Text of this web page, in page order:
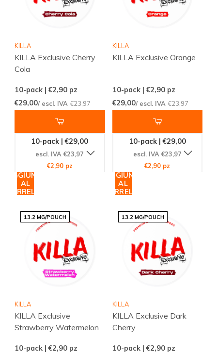
KILLA
KILLA Exclusive Cherry
Cola
10-pack | €2,90 pz
€29,00/ escl. IVA €23,97
10-pack | €29,00
escl. IVA €23,97
€2,90 pz
AGGIUNGI
AL
CARRELLO
KILLA
KILLA Exclusive Orange
10-pack | €2,90pz
€29,00/ escl. IVA €23,97
10-pack | €29,00
escl. IVA €23,97
€2,90 pz
AGGIUNGI
AL
CARRELLO
13.2 MG/POUCH
KILLA
KILLA Exclusive
Strawberry Watermelon
10-pack | €2,90 pz
13.2 MG/POUCH
KILLA
KILLA Exclusive Dark
Cherry
10-pack | €2,90pz